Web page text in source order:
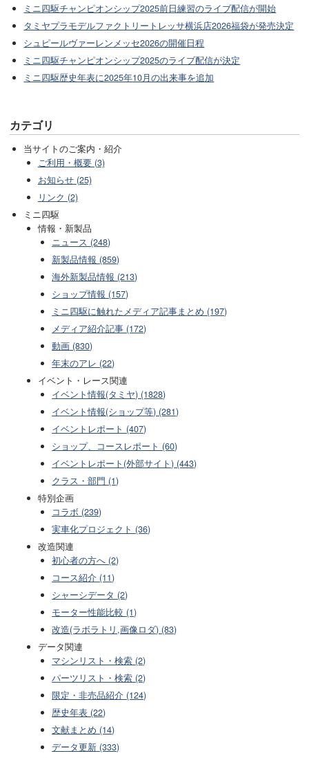
ミニ四駆チャンピオンシップ2025前日練習のライブ配信が開始
タミヤプラモデルファクトリートレッサ横浜店2026福袋が発売決定
シュピールヴァーレンメッセ2026の開催日程
ミニ四駆チャンピオンシップ2025のライブ配信が決定
ミニ四駆歴史年表に2025年10月の出来事を追加
カテゴリ
当サイトのご案内・紹介
ご利用・概要 (3)
お知らせ (25)
リンク (2)
ミニ四駆
情報・新製品
ニュース (248)
新製品情報 (859)
海外新製品情報 (213)
ショップ情報 (157)
ミニ四駆に触れたメディア記事まとめ (197)
メディア紹介記事 (172)
動画 (830)
年末のアレ (22)
イベント・レース関連
イベント情報(タミヤ) (1828)
イベント情報(ショップ等) (281)
イベントレポート (407)
ショップ、コースレポート (60)
イベントレポート(外部サイト) (443)
クラス・部門 (1)
特別企画
コラボ (239)
実車化プロジェクト (36)
改造関連
初心者の方へ (2)
コース紹介 (11)
シャーシデータ (2)
モーター性能比較 (1)
改造(ラボラトリ,画像ロダ) (83)
データ関連
マシンリスト・検索 (2)
パーツリスト・検索 (2)
限定・非売品紹介 (124)
歴史年表 (22)
文献まとめ (14)
データ更新 (333)